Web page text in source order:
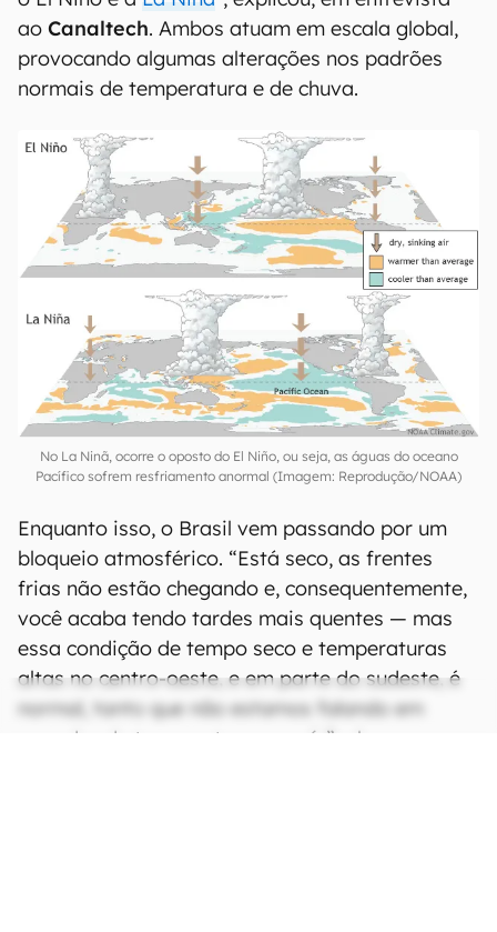
ao Canaltech. Ambos atuam em escala global,
provocando algumas alterações nos padrões
normais de temperatura e de chuva.
No La Ninã, ocorre o oposto do El Niño, ou seja, as águas do oceano
Pacífico sofrem resfriamento anormal (Imagem: Reprodução/NOAA)
Enquanto isso, o Brasil vem passando por um
bloqueio atmosférico. “Está seco, as frentes
frias não estão chegando e, consequentemente,
você acaba tendo tardes mais quentes — mas
essa condição de tempo seco e temperaturas
altas no centro-oeste, e em parte do sudeste, é
normal, tanto que não estamos falando em
recordes de temperatura no país”, observou